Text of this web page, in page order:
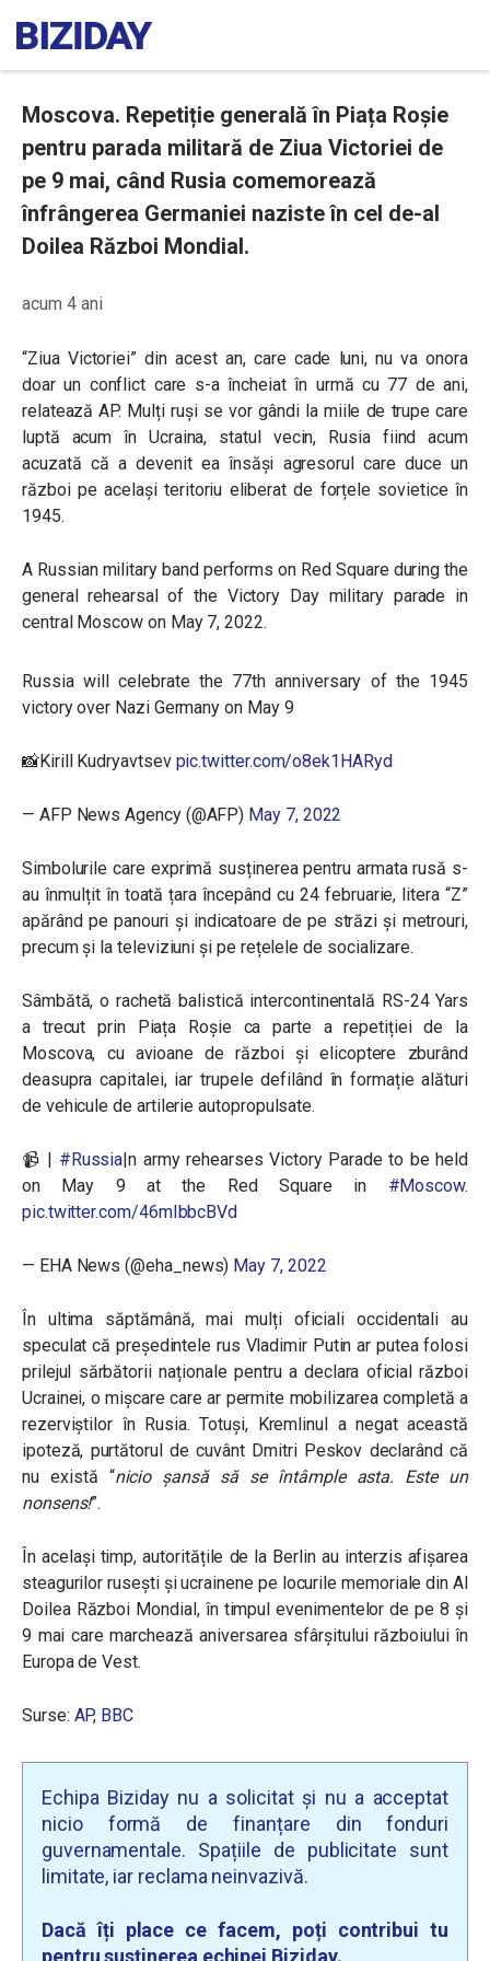
Moscova. Repetiție generală în Piața Roșie
pentru parada militară de Ziua Victoriei de
pe 9 mai, când Rusia comemorează
înfrângerea Germaniei naziste în cel de-al
Doilea Război Mondial.
acum 4 ani
“Ziua Victoriei” din acest an, care cade luni, nu va onora
doar un conflict care s-a încheiat în urmă cu 77 de ani,
relatează AP. Mulți ruși se vor gândi la miile de trupe care
luptă acum în Ucraina, statul vecin, Rusia fiind acum
acuzată că a devenit ea însăși agresorul care duce un
război pe același teritoriu eliberat de forțele sovietice în
1945.
A Russian military band performs on Red Square during the
general rehearsal of the Victory Day military parade in
central Moscow on May 7, 2022.
Russia will celebrate the 77th anniversary of the 1945
victory over Nazi Germany on May 9
📸Kirill Kudryavtsev pic.twitter.com/o8ek1HARyd
— AFP News Agency (@AFP) May 7, 2022
Simbolurile care exprimă susținerea pentru armata rusă s-
au înmulțit în toată țara începând cu 24 februarie, litera “Z”
apărând pe panouri și indicatoare de pe străzi și metrouri,
precum și la televiziuni și pe rețelele de socializare.
Sâmbătă, o rachetă balistică intercontinentală RS-24 Yars
a trecut prin Piața Roșie ca parte a repetiției de la
Moscova, cu avioane de război și elicoptere zburând
deasupra capitalei, iar trupele defilând în formație alături
de vehicule de artilerie autopropulsate.
📹 | #Russia|n army rehearses Victory Parade to be held
on May 9 at the Red Square in #Moscow.
pic.twitter.com/46mIbbcBVd
— EHA News (@eha_news) May 7, 2022
În ultima săptămână, mai mulți oficiali occidentali au
speculat că președintele rus Vladimir Putin ar putea folosi
prilejul sărbătorii naționale pentru a declara oficial război
Ucrainei, o mișcare care ar permite mobilizarea completă a
rezerviștilor în Rusia. Totuși, Kremlinul a negat această
ipoteză, purtătorul de cuvânt Dmitri Peskov declarând că
nu există “nicio șansă să se întâmple asta. Este un
nonsens!”.
În același timp, autoritățile de la Berlin au interzis afișarea
steagurilor rusești și ucrainene pe locurile memoriale din Al
Doilea Război Mondial, în timpul evenimentelor de pe 8 și
9 mai care marchează aniversarea sfârșitului războiului în
Europa de Vest.
Surse: AP, BBC
Echipa Biziday nu a solicitat și nu a acceptat
nicio formă de finanțare din fonduri
guvernamentale. Spațiile de publicitate sunt
limitate, iar reclama neinvazivă.
Dacă îți place ce facem, poți contribui tu
pentru susținerea echipei Biziday.